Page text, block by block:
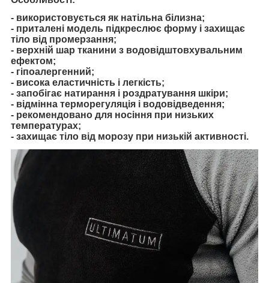
- використовується як натільна білизна;
- приталені модель підкреслює форму і захищає
тіло від промерзання;
- верхній шар тканини з водовідштовхувальним
ефектом;
- гіпоалергенний;
- висока еластичність і легкість;
- запобігає натирання і роздратування шкіри;
- відмінна терморегуляція і водовідведення;
- рекомендовано для носіння при низьких
температурах;
- захищає тіло від морозу при низькій активності.